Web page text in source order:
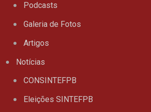
Podcasts
Galeria de Fotos
Artigos
Notícias
CONSINTEFPB
Eleições SINTEFPB